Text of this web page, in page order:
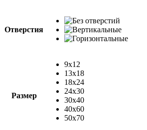
Отверстия
Размер
9x12
13x18
18x24
24x30
30х40
40x60
50x70